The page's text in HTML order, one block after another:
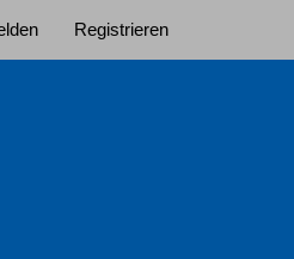
Registrieren